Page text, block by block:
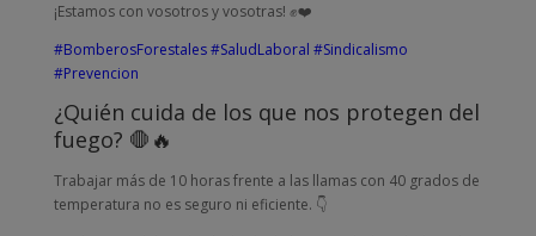
¡Estamos con vosotros y vosotras! ✊❤️
#BomberosForestales#SaludLaboral #Sindicalismo
#Prevencion
¿Quién cuida de los que nos protegen del
fuego? 🛑🔥
Trabajar más de 10 horas frente a las llamas con 40 grados de
temperatura no es seguro ni eficiente. 👇